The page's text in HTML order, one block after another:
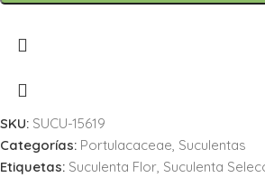
SKU: SUCU-15619
Categorías: Portulacaceae Suculentas
Etiquetas: Suculenta Flor Suculenta